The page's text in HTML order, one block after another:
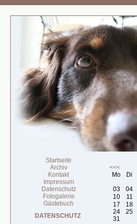
Startseite
Archiv
Kontakt
Impressum
Datenschutz
Fotogalerie
Gästebuch
DATENSCHUTZ
<<<
Mo
Di
03
04
10
11
17
18
24
25
31